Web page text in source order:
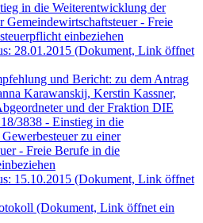
in die Weiterentwicklung der
Gemeindewirtschaftsteuer - Freie
einbeziehen
28.01.2015 (Dokument, Link öffnet
und Bericht: zu dem Antrag
Karawanskij, Kerstin Kassner,
und der Fraktion DIE
3838 - Einstieg in die
zu einer
- Freie Berufe in die
15.10.2015 (Dokument, Link öffnet
(Dokument, Link öffnet ein